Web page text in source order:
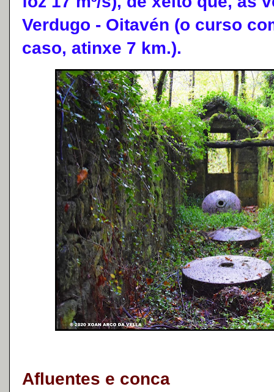
Verdugo - Oitavén (o curso
caso, atinxe 7 km.).
Afluentes e conca